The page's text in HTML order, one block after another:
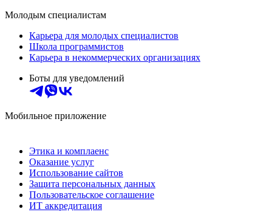
Молодым специалистам
Карьера для молодых специалистов
Школа программистов
Карьера в некоммерческих организациях
Боты для уведомлений
Мобильное приложение
Этика и комплаенс
Оказание услуг
Использование сайтов
Защита персональных данных
Пользовательское соглашение
ИТ аккредитация